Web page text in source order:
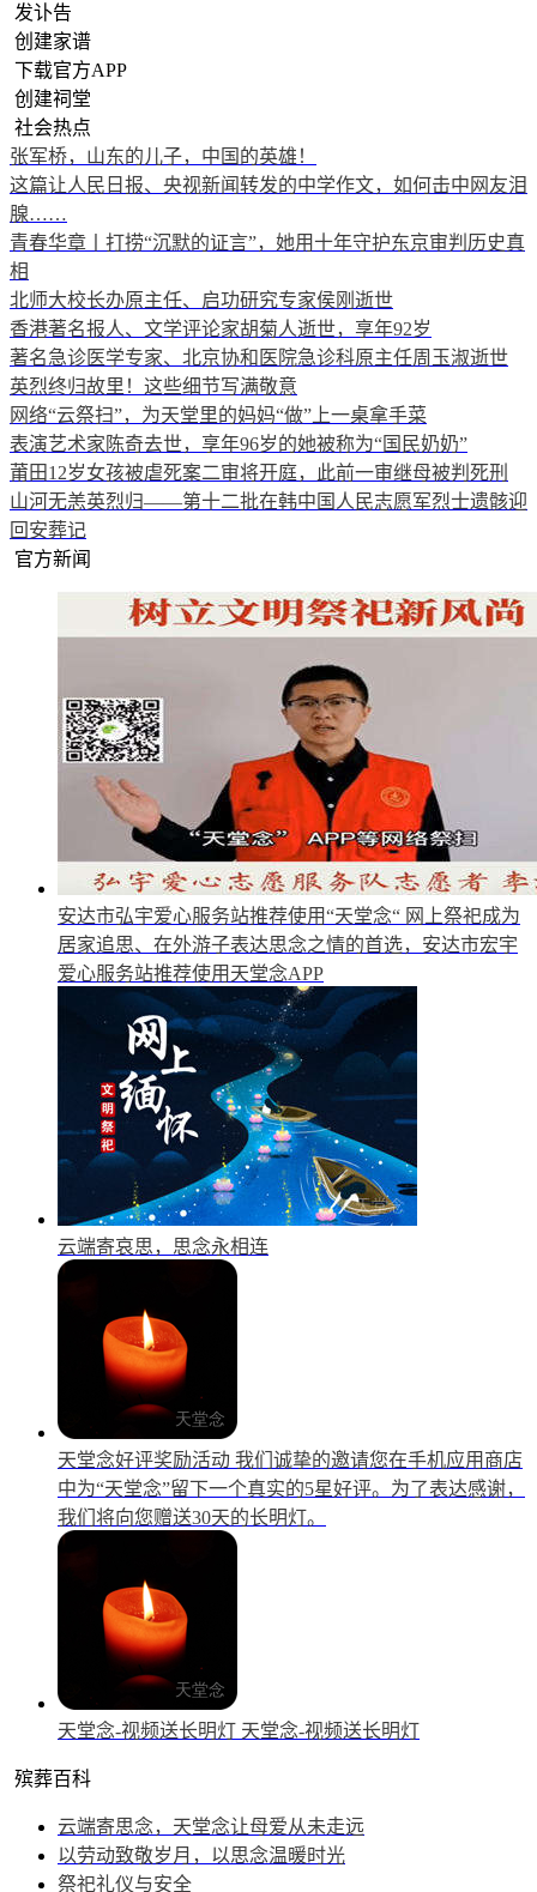
发讣告
创建家谱
下载官方APP
创建祠堂
社会热点
张军桥，山东的儿子，中国的英雄！
这篇让人民日报、央视新闻转发的中学作文，如何击中网友泪
腺……
青春华章丨打捞“沉默的证言”，她用十年守护东京审判历史真
相
北师大校长办原主任、启功研究专家侯刚逝世
香港著名报人、文学评论家胡菊人逝世，享年92岁
著名急诊医学专家、北京协和医院急诊科原主任周玉淑逝世
英烈终归故里！这些细节写满敬意
网络“云祭扫”，为天堂里的妈妈“做”上一桌拿手菜
表演艺术家陈奇去世，享年96岁的她被称为“国民奶奶”
莆田12岁女孩被虐死案二审将开庭，此前一审继母被判死刑
山河无恙英烈归——第十二批在韩中国人民志愿军烈士遗骸迎
回安葬记
官方新闻
安达市弘宇爱心服务站推荐使用“天堂念“ 网上祭祀成为
居家追思、在外游子表达思念之情的首选，安达市宏宇
爱心服务站推荐使用天堂念APP
云端寄哀思，思念永相连
天堂念好评奖励活动 我们诚挚的邀请您在手机应用商店
中为“天堂念”留下一个真实的5星好评。为了表达感谢，
我们将向您赠送30天的长明灯。
天堂念-视频送长明灯 天堂念-视频送长明灯
殡葬百科
云端寄思念，天堂念让母爱从未走远
以劳动致敬岁月，以思念温暖时光
祭祀礼仪与安全